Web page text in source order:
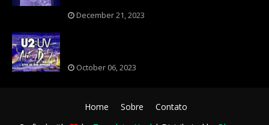
December 21, 2023
October 06, 2023
Home Sobre
Contato